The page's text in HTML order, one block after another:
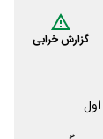
گزارش خرابی